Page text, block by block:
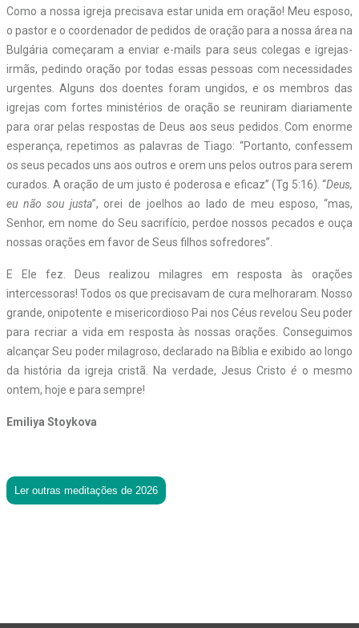
Como a nossa igreja precisava estar unida em oração! Meu esposo,
o pastor e o coordenador de pedidos de oração para a nossa área na
Bulgária começaram a enviar e-mails para seus colegas e igrejas-
irmãs, pedindo oração por todas essas pessoas com necessidades
urgentes. Alguns dos doentes foram ungidos, e os membros das
igrejas com fortes ministérios de oração se reuniram diariamente
para orar pelas respostas de Deus aos seus pedidos. Com enorme
esperança, repetimos as palavras de Tiago: “Portanto, confessem
os seus pecados uns aos outros e orem uns pelos outros para serem
curados. A oração de um justo é poderosa e eficaz” (Tg 5:16). “Deus,
eu não sou justa”, orei de joelhos ao lado de meu esposo, “mas,
Senhor, em nome do Seu sacrifício, perdoe nossos pecados e ouça
nossas orações em favor de Seus filhos sofredores”.
E Ele fez. Deus realizou milagres em resposta às orações
intercessoras! Todos os que precisavam de cura melhoraram. Nosso
grande, onipotente e misericordioso Pai nos Céus revelou Seu poder
para recriar a vida em resposta às nossas orações. Conseguimos
alcançar Seu poder milagroso, declarado na Bíblia e exibido ao longo
da história da igreja cristã. Na verdade, Jesus Cristoé o mesmo
ontem, hoje e para sempre!
Emiliya Stoykova
Ler outras meditações de 2026